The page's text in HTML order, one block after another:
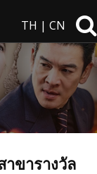
TH | CN
ขารางวัล